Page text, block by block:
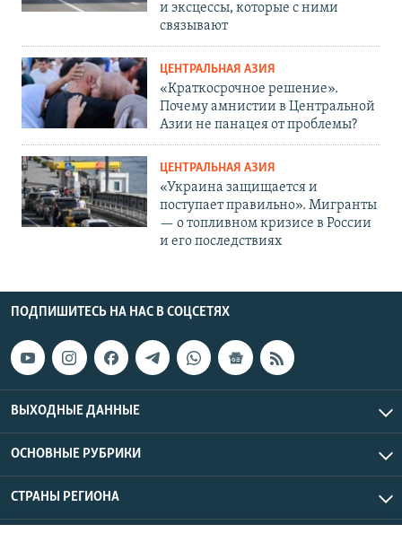
и эксцессы, которые с ними
связывают
ЦЕНТРАЛЬНАЯ АЗИЯ
«Краткосрочное решение».
Почему амнистии в Центральной
Азии не панацея от проблемы?
ЦЕНТРАЛЬНАЯ АЗИЯ
«Украина защищается и
поступает правильно». Мигранты
— о топливном кризисе в России
и его последствиях
ПОДПИШИТЕСЬ НА НАС В СОЦСЕТЯХ
ВЫХОДНЫЕ ДАННЫЕ
ОСНОВНЫЕ РУБРИКИ
СТРАНЫ РЕГИОНА